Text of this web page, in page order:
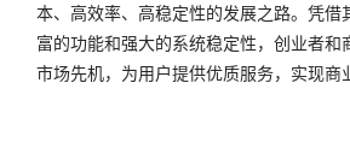
本、高效率、高稳定性的发展之路。凭借
富的功能和强大的系统稳定性，创业者和
市场先机，为用户提供优质服务，实现商